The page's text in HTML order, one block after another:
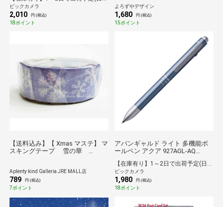
ビックカメラ
2,010 円 (税込)
18ポイント
よろずやデザイン
1,680 円 (税込)
15ポイント
【送料込み】【 Xmas マステ】 マ
スキングテープ 雪の華
ステ クリスマス 雪の結晶 ゆき は
な MERRY CRISTMAS Happy
Holiday クリスマス グッズ パープ
Aplenty kind Galleria JRE MALL店
789 円 (税込)
7ポイント
アバンギャルド ライト 多機能ボ
ールペン アクア 927AGL-AQ
【在庫有り】1～2日で出荷予定(日付指定可)
ビックカメラ
1,980 円 (税込)
18ポイント